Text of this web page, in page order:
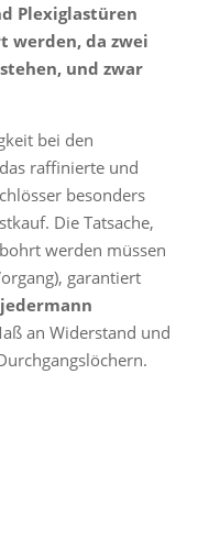
Plexiglastüren
werden, da zwei
und zwar
bei den
raffinierte und
besonders
Die Tatsache,
werden müssen
garantiert
an Widerstand und